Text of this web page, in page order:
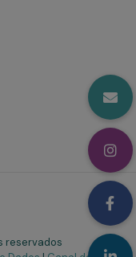
reservados